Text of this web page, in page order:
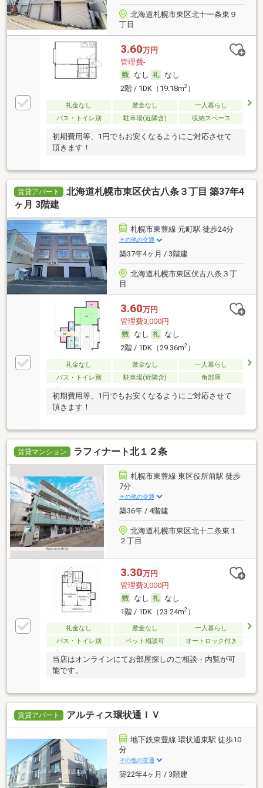
北海道札幌市東区北十一条東９
丁目
3.60万円
管理費-
なし
なし
2階 / 1DK（19.18m2）
礼金なし 敷金なし
一人暮らし
バス・トイレ別
駐車場(近隣含) 収納スペース
初期費用等、1円でもお安くなるようにご対応させて
頂きます！
賃貸アパート
北海道札幌市東区伏古八条３丁目 築37年4
ヶ月 3階建
札幌市東豊線 元町駅 徒歩24分
その他の交通
築37年4ヶ月 / 3階建
北海道札幌市東区伏古八条３丁
目
3.60万円
管理費3,000円
なし
なし
2階 / 1DK（29.36m2）
礼金なし 敷金なし
一人暮らし
バス・トイレ別
駐車場(近隣含) 角部屋
初期費用等、1円でもお安くなるようにご対応させて
頂きます！
賃貸マンション ラフィナート北１２条
札幌市東豊線 東区役所前駅 徒歩
7分
その他の交通
築36年 / 4階建
北海道札幌市東区北十二条東１
２丁目
3.30万円
管理費3,000円
なし
なし
1階 / 1DK（23.24m2）
礼金なし 敷金なし
一人暮らし
バス・トイレ別
ペット相談可 オートロック付き
当店はオンラインにてお部屋探しのご相談・内覧が可
能です。
賃貸アパート アルティス環状通ＩＶ
地下鉄東豊線 環状通東駅 徒歩10
分
その他の交通
築22年4ヶ月 / 3階建